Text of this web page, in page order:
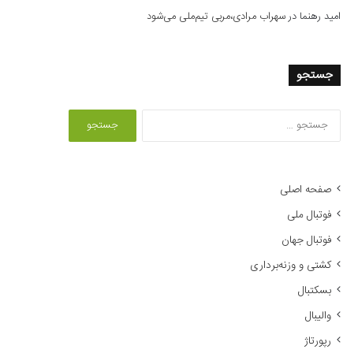
امید رهنما درسهراب مرادی،مربی تیم‌ملی می‌شود
جستجو
صفحه اصلی
فوتبال ملی
فوتبال جهان
کشتی و وزنه‌برداری
بسکتبال
والیبال
رپورتاژ